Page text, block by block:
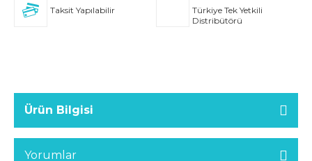
Taksit Yapılabilir
Türkiye Tek Yetkili
Distribütörü
Ürün Bilgisi
Yorumlar